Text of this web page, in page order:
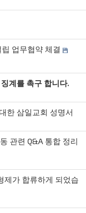
업무협약 체결
계를 촉구 합니다.
한 삼일교회 성명서
관련 Q&A 통합 정리
제가 합류하게 되었습